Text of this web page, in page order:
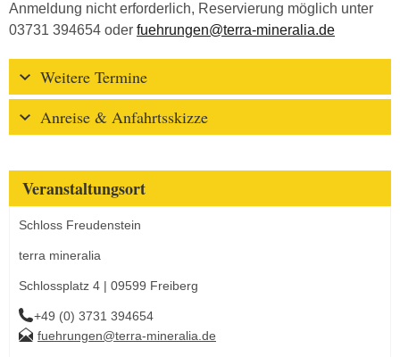
Anmeldung nicht erforderlich, Reservierung möglich unter
03731 394654 oder fuehrungen@terra-mineralia.de
Weitere Termine
Anreise & Anfahrtsskizze
Veranstaltungsort
Schloss Freudenstein
terra mineralia
Schlossplatz 4 | 09599 Freiberg
+49 (0) 3731 394654
fuehrungen@terra-mineralia.de